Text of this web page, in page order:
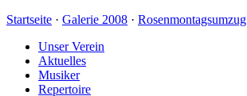
Startseite · Galerie 2008 · Rosenmontagsumzug
Unser Verein
Aktuelles
Musiker
Repertoire